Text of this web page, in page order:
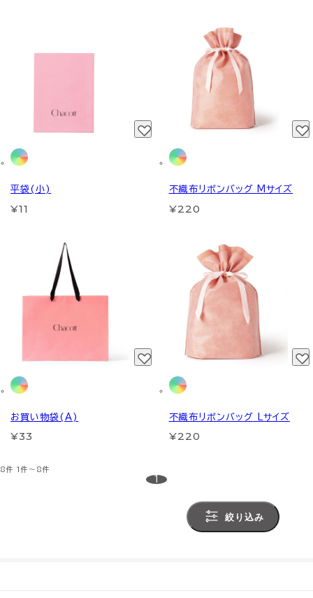
平袋(小)
¥11
不織布リボンバッグ Mサイズ
¥220
お買い物袋(A)
¥33
不織布リボンバッグ Lサイズ
¥220
8件 1件～8件
1
絞り込み